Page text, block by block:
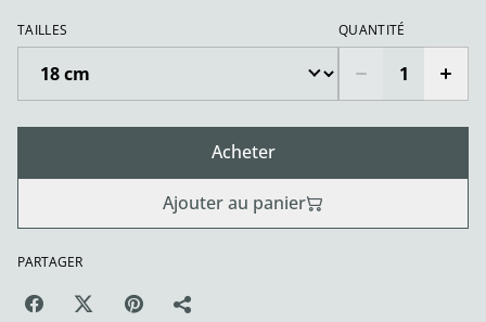
TAILLES QUANTITÉ
Acheter
Ajouter au panier
PARTAGER